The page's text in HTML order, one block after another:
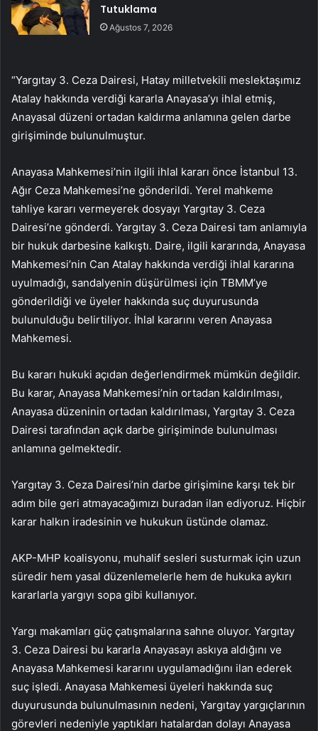
Tutuklama
Ağustos 7, 2026
“Yargıtay 3. Ceza Dairesi, Hatay milletvekili meslektaşımız
Atalay hakkında verdiği kararla Anayasa’yı ihlal etmiş,
Anayasal düzeni ortadan kaldırma anlamına gelen darbe
girişiminde bulunulmuştur.
Anayasa Mahkemesi’nin ilgili ihlal kararı önce İstanbul 13.
Ağır Ceza Mahkemesi’ne gönderildi. Yerel mahkeme
tahliye kararı vermeyerek dosyayı Yargıtay 3. Ceza
Dairesi’ne gönderdi. Yargıtay 3. Ceza Dairesi tam anlamıyla
bir hukuk darbesine kalkıştı. Daire, ilgili kararında, Anayasa
Mahkemesi’nin Can Atalay hakkında verdiği ihlal kararına
uyulmadığı, sandalyenin düşürülmesi için TBMM’ye
gönderildiği ve üyeler hakkında suç duyurusunda
bulunulduğu belirtiliyor. İhlal kararını veren Anayasa
Mahkemesi.
Bu kararı hukuki açıdan değerlendirmek mümkün değildir.
Bu karar, Anayasa Mahkemesi’nin ortadan kaldırılması,
Anayasa düzeninin ortadan kaldırılması, Yargıtay 3. Ceza
Dairesi tarafından açık darbe girişiminde bulunulması
anlamına gelmektedir.
Yargıtay 3. Ceza Dairesi’nin darbe girişimine karşı tek bir
adım bile geri atmayacağımızı buradan ilan ediyoruz. Hiçbir
karar halkın iradesinin ve hukukun üstünde olamaz.
AKP-MHP koalisyonu, muhalif sesleri susturmak için uzun
süredir hem yasal düzenlemelerle hem de hukuka aykırı
kararlarla yargıyı sopa gibi kullanıyor.
Yargı makamları güç çatışmalarına sahne oluyor. Yargıtay
3. Ceza Dairesi bu kararla Anayasayı askıya aldığını ve
Anayasa Mahkemesi kararını uygulamadığını ilan ederek
suç işledi. Anayasa Mahkemesi üyeleri hakkında suç
duyurusunda bulunulmasının nedeni, Yargıtay yargıçlarının
görevleri nedeniyle yaptıkları hatalardan dolayı Anayasa